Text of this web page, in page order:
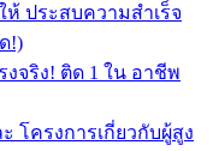
ประสบความสำเร็จ
!)
จริง! ติด 1 ใน อาชีพ
โครงการเกี่ยวกับผู้สูง